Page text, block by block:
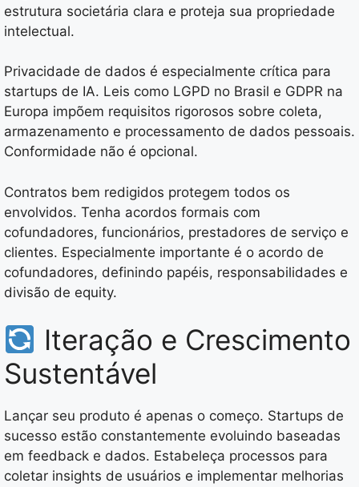
estrutura societária clara e proteja sua propriedade
intelectual.
Privacidade de dados é especialmente crítica para
startups de IA. Leis como LGPD no Brasil e GDPR na
Europa impõem requisitos rigorosos sobre coleta,
armazenamento e processamento de dados pessoais.
Conformidade não é opcional.
Contratos bem redigidos protegem todos os
envolvidos. Tenha acordos formais com
cofundadores, funcionários, prestadores de serviço e
clientes. Especialmente importante é o acordo de
cofundadores, definindo papéis, responsabilidades e
divisão de equity.
Iteração e Crescimento
Sustentável
Lançar seu produto é apenas o começo. Startups de
sucesso estão constantemente evoluindo baseadas
em feedback e dados. Estabeleça processos para
coletar insights de usuários e implementar melhorias